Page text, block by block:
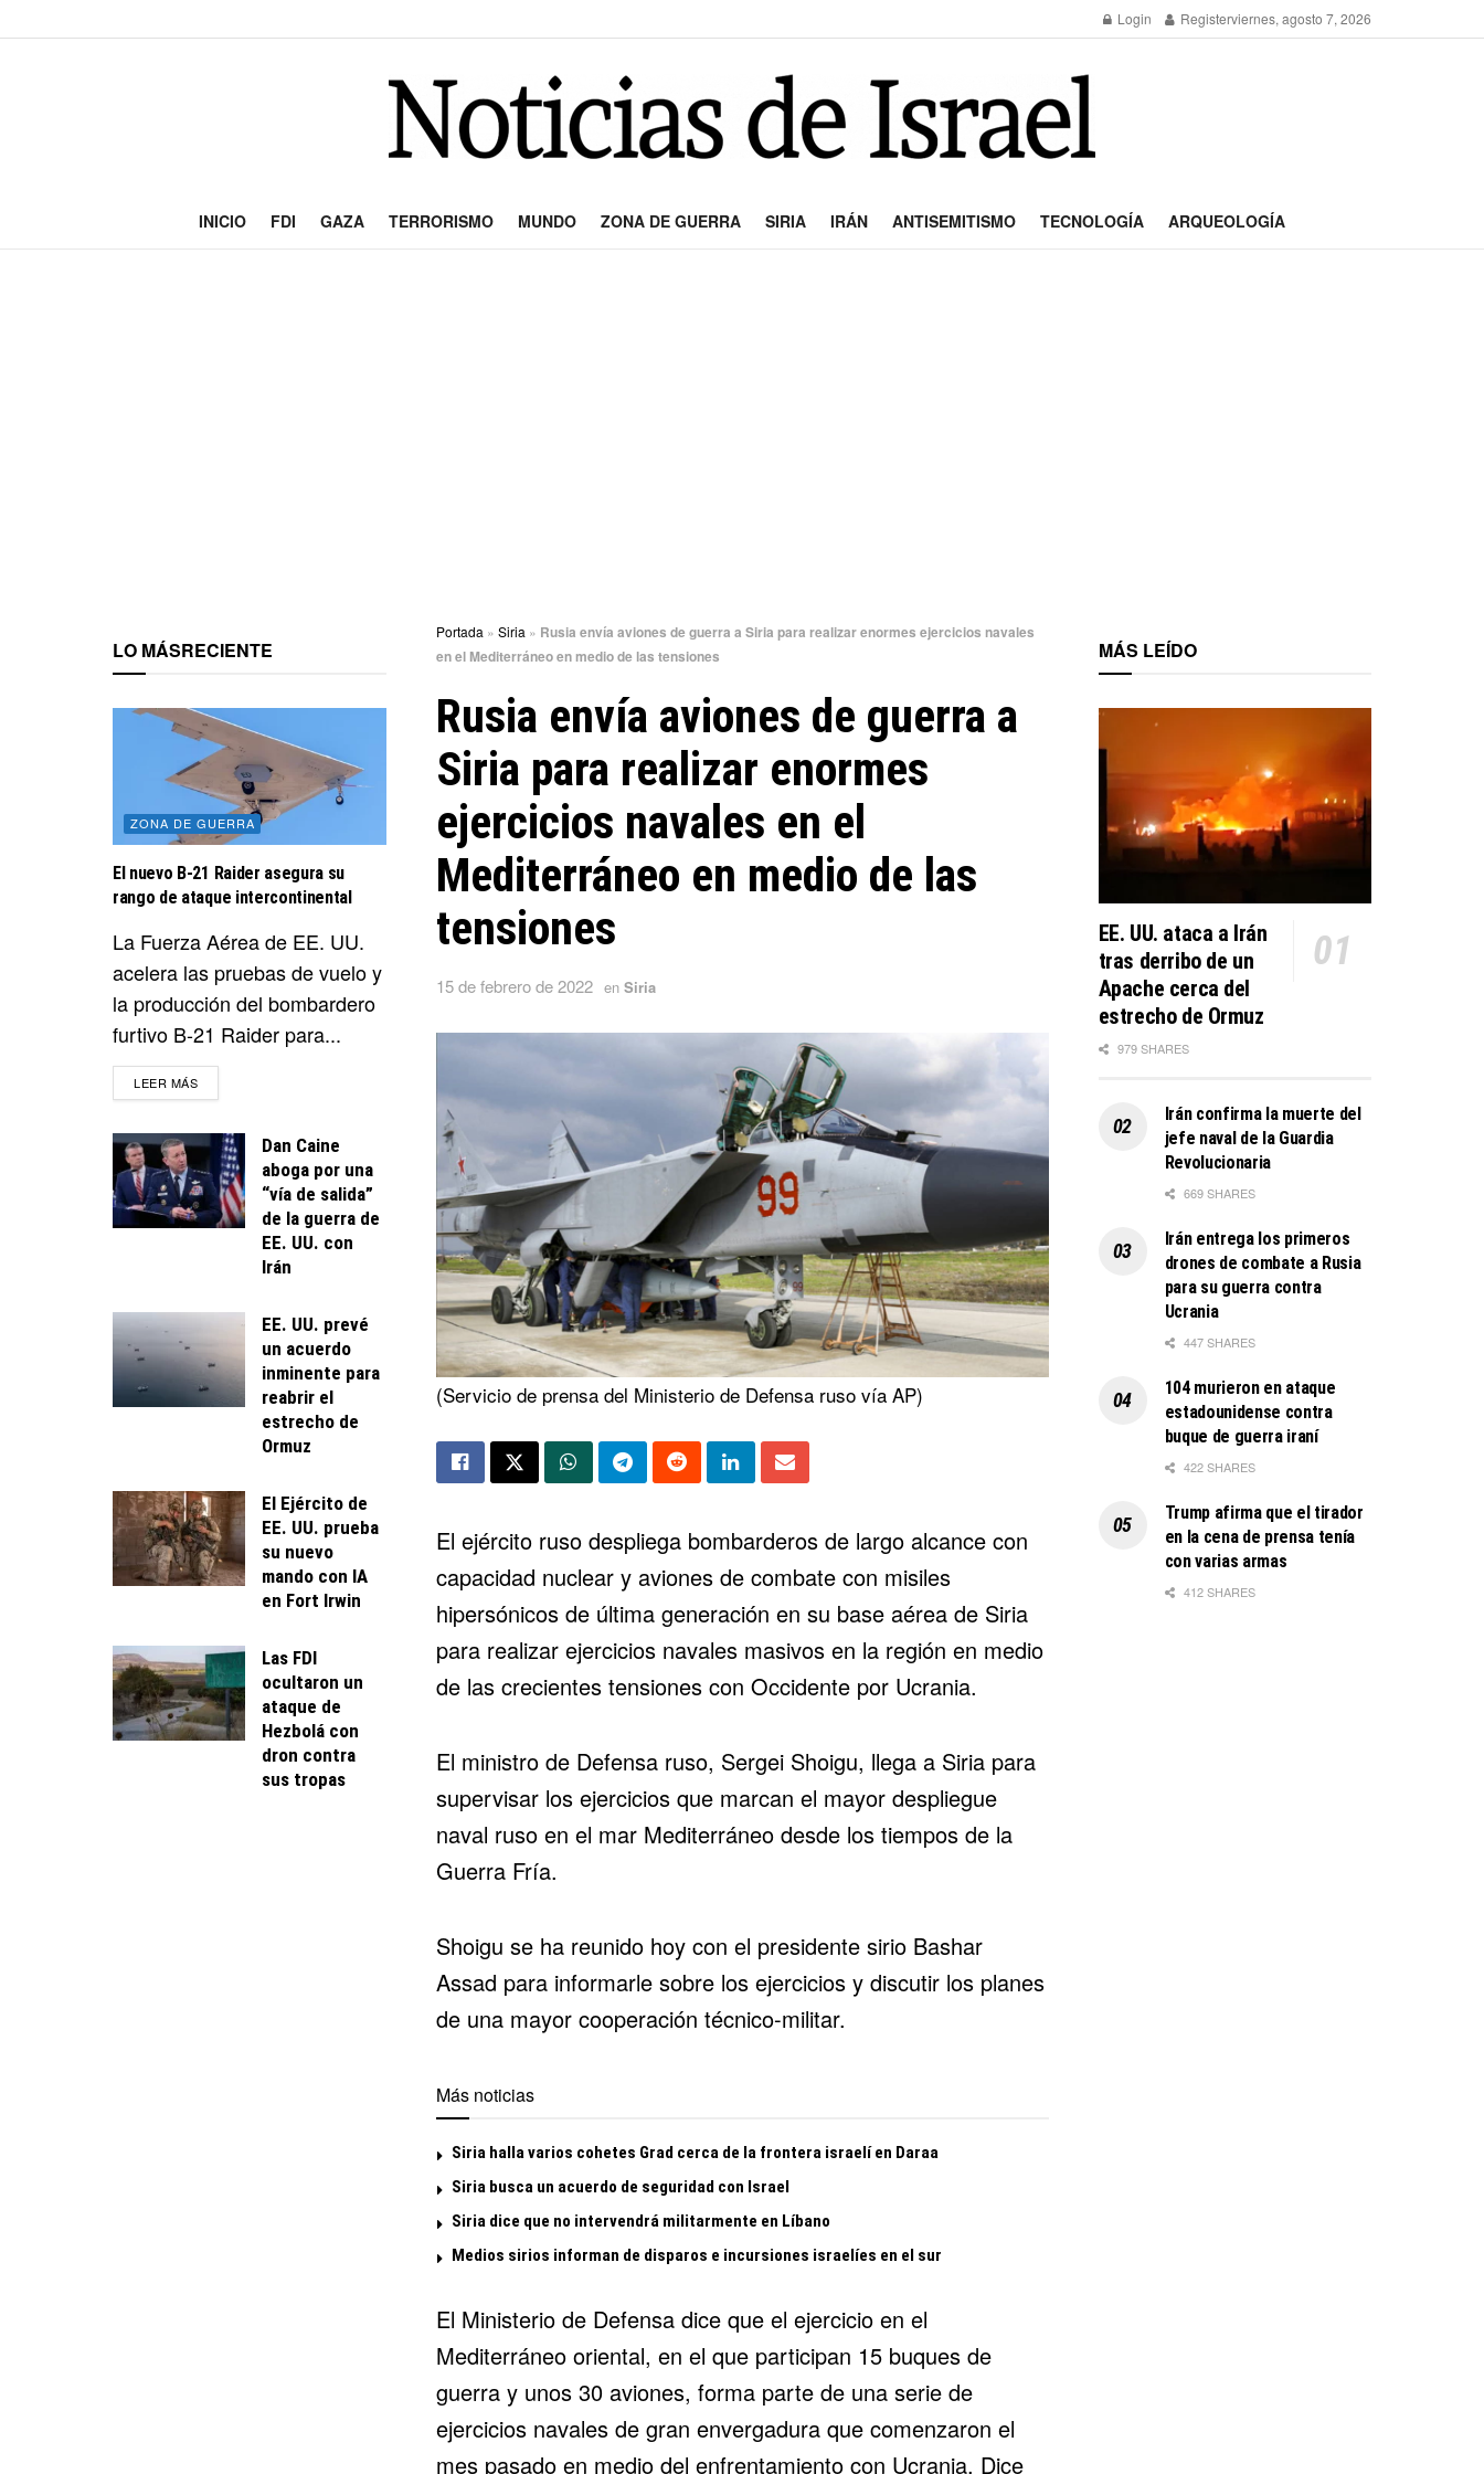
Login Registerviernes, agosto 7, 2026
INICIO FDI GAZA TERRORISMO MUNDO ZONA DE GUERRA SIRIA IRÁN ANTISEMITISMO TECNOLOGÍA ARQUEOLOGÍA
Portada » Siria » Rusia envía aviones de guerra a Siria para realizar enormes ejercicios navales
en el Mediterráneo en medio de las tensiones
Rusia envía aviones de guerra a
Siria para realizar enormes
ejercicios navales en el
Mediterráneo en medio de las
tensiones
15 de febrero de 2022 en Siria
(Servicio de prensa del Ministerio de Defensa ruso vía AP)
El ejército ruso despliega bombarderos de largo alcance con
capacidad nuclear y aviones de combate con misiles
hipersónicos de última generación en su base aérea de Siria
para realizar ejercicios navales masivos en la región en medio
de las crecientes tensiones con Occidente por Ucrania.
El ministro de Defensa ruso, Sergei Shoigu, llega a Siria para
supervisar los ejercicios que marcan el mayor despliegue
naval ruso en el mar Mediterráneo desde los tiempos de la
Guerra Fría.
Shoigu se ha reunido hoy con el presidente sirio Bashar
Assad para informarle sobre los ejercicios y discutir los planes
de una mayor cooperación técnico-militar.
Más noticias
Siria halla varios cohetes Grad cerca de la frontera israelí en Daraa
Siria busca un acuerdo de seguridad con Israel
Siria dice que no intervendrá militarmente en Líbano
Medios sirios informan de disparos e incursiones israelíes en el sur
El Ministerio de Defensa dice que el ejercicio en el
Mediterráneo oriental, en el que participan 15 buques de
guerra y unos 30 aviones, forma parte de una serie de
ejercicios navales de gran envergadura que comenzaron el
mes pasado en medio del enfrentamiento con Ucrania. Dice
LO MÁSRECIENTE
ZONA DE GUERRA
El nuevo B-21 Raider asegura su
rango de ataque intercontinental
La Fuerza Aérea de EE. UU.
acelera las pruebas de vuelo y
la producción del bombardero
furtivo B-21 Raider para...
LEER MÁSDETAILS
Dan Caine
aboga por una
“vía de salida”
de la guerra de
EE. UU. con
Irán
EE. UU. prevé
un acuerdo
inminente para
reabrir el
estrecho de
Ormuz
El Ejército de
EE. UU. prueba
su nuevo
mando con IA
en Fort Irwin
Las FDI
ocultaron un
ataque de
Hezbolá con
dron contra
sus tropas
MÁS LEÍDO
EE. UU. ataca a Irán
tras derribo de un
Apache cerca del
estrecho de Ormuz
979 SHARES
Irán confirma la muerte del
jefe naval de la Guardia
Revolucionaria
669 SHARES
Irán entrega los primeros
drones de combate a Rusia
para su guerra contra
Ucrania
447 SHARES
104 murieron en ataque
estadounidense contra
buque de guerra iraní
422 SHARES
Trump afirma que el tirador
en la cena de prensa tenía
con varias armas
412 SHARES